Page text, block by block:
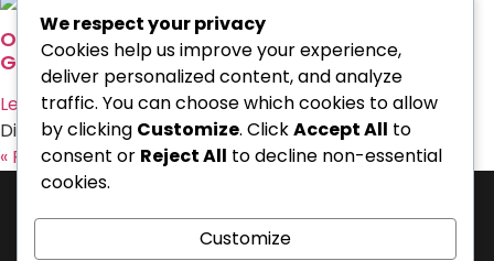
Omnicanalidad En Fitness: Gestión De
Gimnasios Y Membresías
Leer Más
Diseno Directa August 5, 20262:24 pm
« PrevioSiguiente »
La Salle Avenue, “Phelps” Building, 4th Floor, Office PL, “Los Caobos”
Development, Caracas, Venezuela. - Phone: 0212.6103399.
We respect your privacy
Cookies help us improve your experience,
deliver personalized content, and analyze
traffic. You can choose which cookies to allow
by clicking Customize. ClickAccept All to
consent or Reject All to decline non-essential
cookies.
Customize